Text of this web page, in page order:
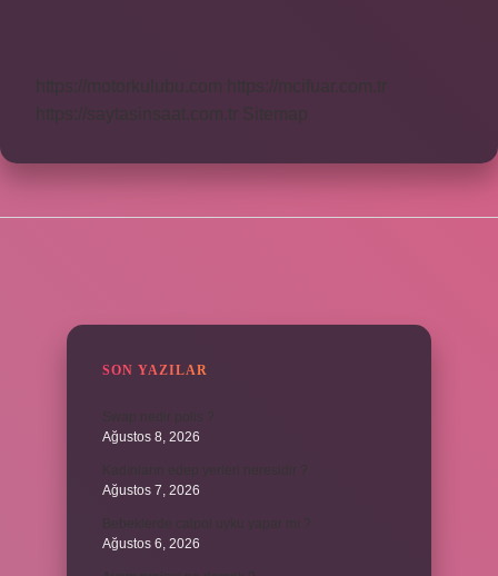
https://motorkulubu.com
https://mcifuar.com.tr
https://saytasinsaat.com.tr Sitemap
SON YAZILAR
Ağustos 8, 2026
Ağustos 7, 2026
Ağustos 6, 2026